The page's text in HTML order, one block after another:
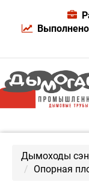
Дымоходы
Опорная